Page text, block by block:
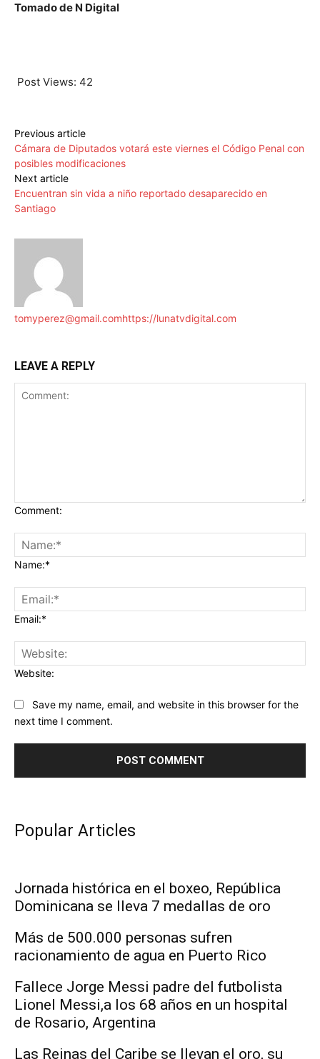
Tomado de N Digital
Post Views: 42
Previous article
Cámara de Diputados votará este viernes el Código Penal con
posibles modificaciones
Next article
Encuentran sin vida a niño reportado desaparecido en
Santiago
tomyperez@gmail.comhttps://lunatvdigital.com
LEAVE A REPLY
Comment:
Name:*
Email:*
Website:
Save my name, email, and website in this browser for the
next time I comment.
Popular Articles
Jornada histórica en el boxeo, República
Dominicana se lleva 7 medallas de oro
Más de 500.000 personas sufren
racionamiento de agua en Puerto Rico
Fallece Jorge Messi padre del futbolista
Lionel Messi,a los 68 años en un hospital
de Rosario, Argentina
Las Reinas del Caribe se llevan el oro, su